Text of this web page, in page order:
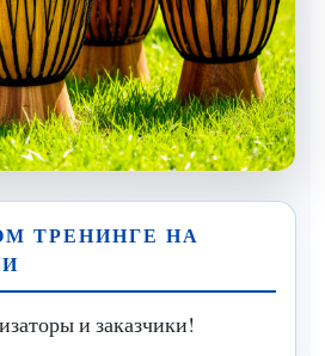
ТРЕНИНГЕ НА
и заказчики!